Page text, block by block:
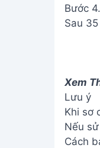
Bước
Sau
Xem
Lưu ý
Khi sơ
Nếu
Cách